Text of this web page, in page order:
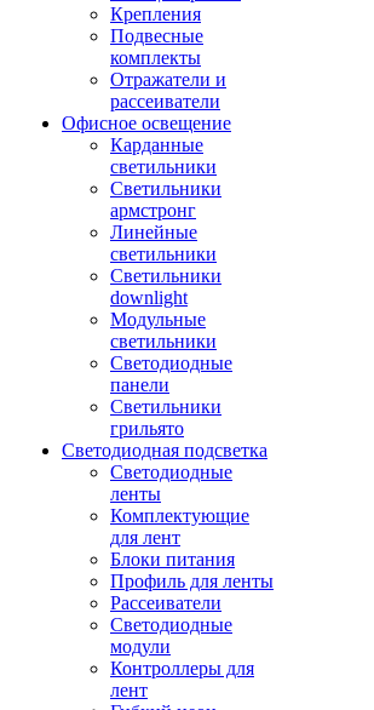
Крепления
Подвесные
комплекты
Отражатели и
рассеиватели
Офисное освещение
Карданные
светильники
Светильники
армстронг
Линейные
светильники
Светильники
downlight
Модульные
светильники
Светодиодные
панели
Светильники
грильято
Светодиодная подсветка
Светодиодные
ленты
Комплектующие
для лент
Блоки питания
Профиль для ленты
Рассеиватели
Светодиодные
модули
Контроллеры для
лент